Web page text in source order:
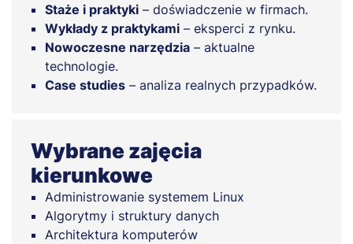
Staże i praktyki – doświadczenie w firmach.
Wykłady z praktykami – eksperci z rynku.
Nowoczesne narzędzia – aktualne
technologie.
Case studies – analiza realnych przypadków.
Wybrane zajęcia
kierunkowe
Administrowanie systemem Linux
Algorytmy i struktury danych
Architektura komputerów